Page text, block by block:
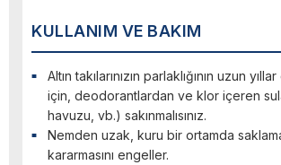
KULLANIM VE BAKIM
Altın takılarınızın parlaklığının uzun
için, deodorantlardan ve klor içeren
havuzu, vb.) sakınmalısınız.
Nemden uzak, kuru bir ortamda
kararmasını engeller.